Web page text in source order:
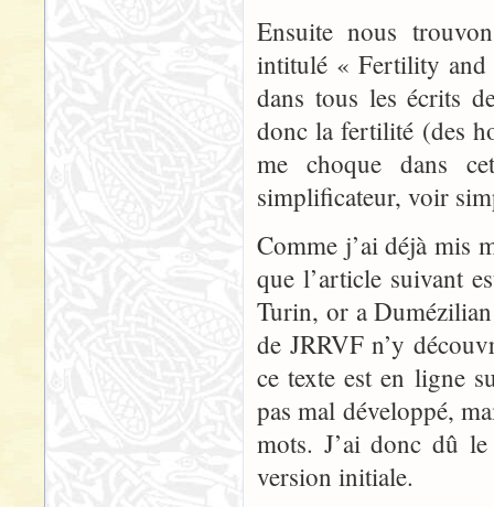
Ensuite nous
intitulé « Fertility and
dans tous les écrits
donc la fertilité (des
me choque dans
simplificateur, voir
Comme j’ai déjà mis
que l’article suivant
Turin, or a
de JRRVF n’y
ce texte est en ligne
pas mal développé,
mots. J’ai donc dû
version initiale.